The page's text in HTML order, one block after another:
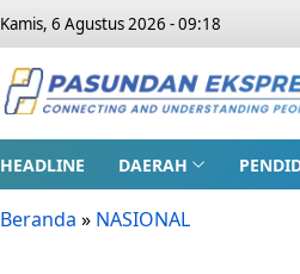
Kamis, 6 Agustus 2026 - 09:18
HEADLINE DAERAH
Beranda » NASIONAL